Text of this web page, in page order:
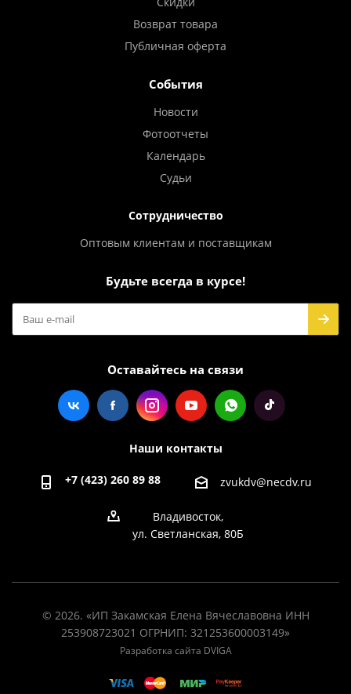
Возврат товара
Публичная оферта
События
Новости
Фотоотчеты
Календарь
Судьи
Сотрудничество
Оптовым клиентам и поставщикам
Будьте всегда в курсе!
Оставайтесь на связи
Наши контакты
+7 (423) 260 89 88 zvukdv@necdv.ru
Владивосток,
ул. Светланская, 80Б
© 2026. «ИП Закамская Елена Вячеславовна ИНН
253908723021 ОГРНИП: 321253600003149»
Разработка сайта DVIGA